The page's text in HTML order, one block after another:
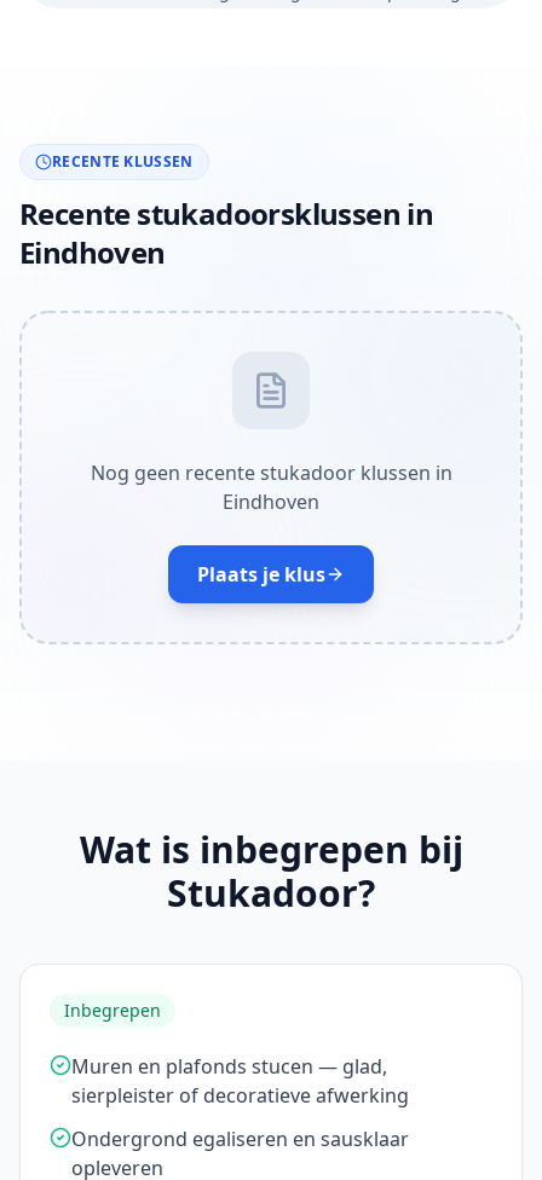
RECENTE KLUSSEN
Recente stukadoorsklussen in
Eindhoven
Nog geen recente stukadoor klussen in
Eindhoven
Plaats je klus
Wat is inbegrepen bij
Stukadoor?
Inbegrepen
Muren en plafonds stucen — glad,
sierpleister of decoratieve afwerking
Ondergrond egaliseren en sausklaar
opleveren